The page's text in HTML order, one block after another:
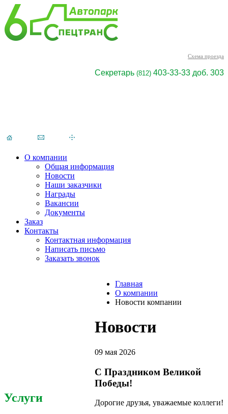
Cхема проезда
Секретарь (812) 403-33-33 доб. 303
О компании
Общая информация
Новости
Наши заказчики
Награды
Вакансии
Документы
Заказ
Контакты
Контактная информация
Написать письмо
Заказать звонок
Услуги
Главная
О компании
Новости компании
Новости
09 мая 2026
C Праздником Великой
Победы!
Дорогие друзья, уважаемые коллеги!